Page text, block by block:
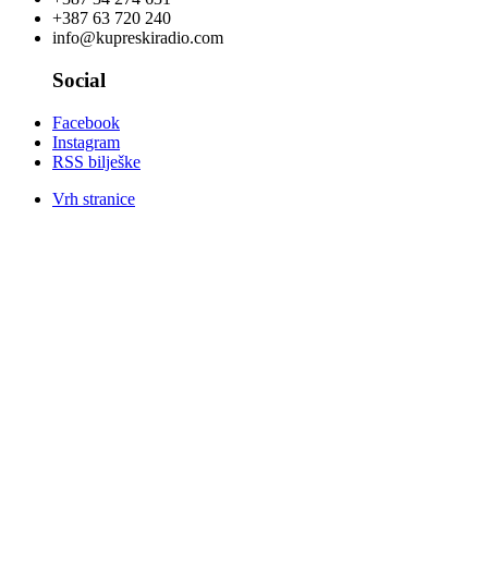
+387 63 720 240
info@kupreskiradio.com
Social
Facebook
Instagram
RSS bilješke
Vrh stranice